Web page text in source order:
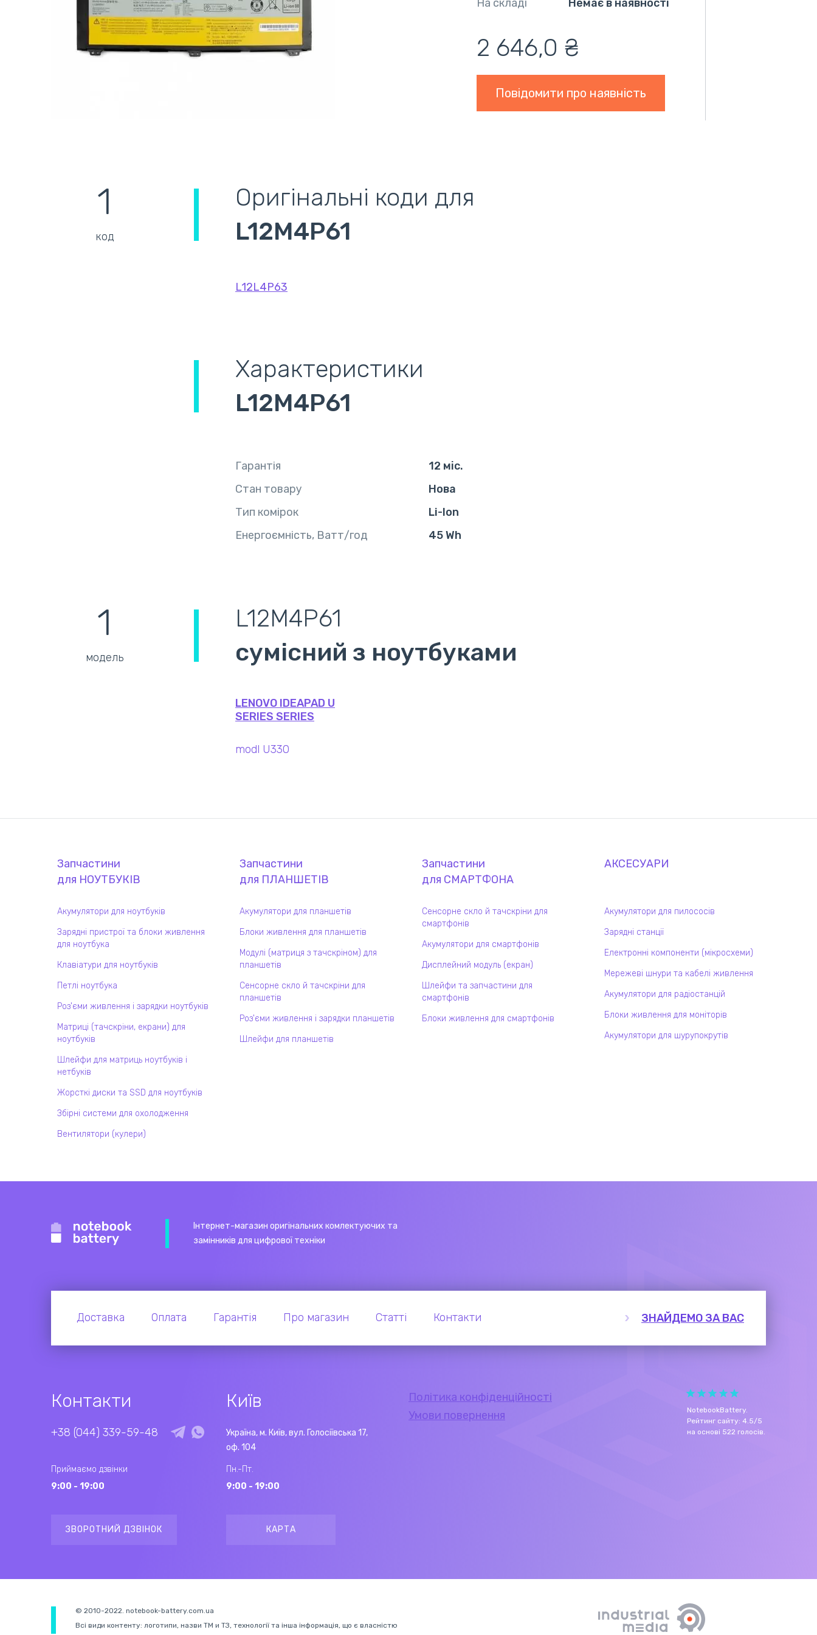
На складі
Немає в наявності
2 646,0 ₴
Повідомити про наявність
1
код
Оригінальні коди для
L12M4P61
L12L4P63
Характеристики
L12M4P61
Гарантія
12 міс.
Стан товару
Нова
Тип комірок
Li-Ion
Енергоємність, Ватт/год
45 Wh
1
модель
L12M4P61
сумісний з ноутбуками
LENOVO IDEAPAD U
SERIES SERIES
modl U330
Запчастини
для НОУТБУКІВ
Акумулятори для ноутбуків
Зарядні пристрої та блоки живлення
для ноутбука
Клавіатури для ноутбуків
Петлі ноутбука
Роз'єми живлення і зарядки ноутбуків
Матриці (тачскріни, екрани) для
ноутбуків
Шлейфи для матриць ноутбуків і
нетбуків
Жорсткі диски та SSD для ноутбуків
Збірні системи для охолодження
Вентилятори (кулери)
Запчастини
для ПЛАНШЕТІВ
Акумулятори для планшетів
Блоки живлення для планшетів
Модулі (матриця з тачскріном) для
планшетів
Сенсорне скло й тачскріни для
планшетів
Роз'єми живлення і зарядки планшетів
Шлейфи для планшетів
Запчастини
для СМАРТФОНА
Сенсорне скло й тачскріни для
смартфонів
Акумулятори для смартфонів
Дисплейний модуль (екран)
Шлейфи та запчастини для
смартфонів
Блоки живлення для смартфонів
АКСЕСУАРИ
Акумулятори для пилососів
Зарядні станції
Електронні компоненти (мікросхеми)
Мережеві шнури та кабелі живлення
Акумулятори для радіостанцій
Блоки живлення для моніторів
Акумулятори для шурупокрутів
Інтернет-магазин оригінальних комлектуючих та
замінників для цифрової техніки
Доставка Оплата Гарантія Про магазин Статті Контакти ЗНАЙДЕМО ЗА ВАС
Контакти
+38 (044) 339-59-48
Приймаємо дзвінки
9:00 - 19:00
ЗВОРОТНИЙ ДЗВІНОК
Київ
Україна, м. Київ, вул. Голосіївська 17,
оф. 104
Пн.-Пт.
9:00 - 19:00
КАРТА
Політика конфіденційності
Умови повернення
NotebookBattery.
Рейтинг сайту: 4.5/5
на основі 522 голосів.
© 2010-2022. notebook-battery.com.ua
Всі види контенту: логотипи, назви ТМ и ТЗ, технології та інша інформація, що є власністю